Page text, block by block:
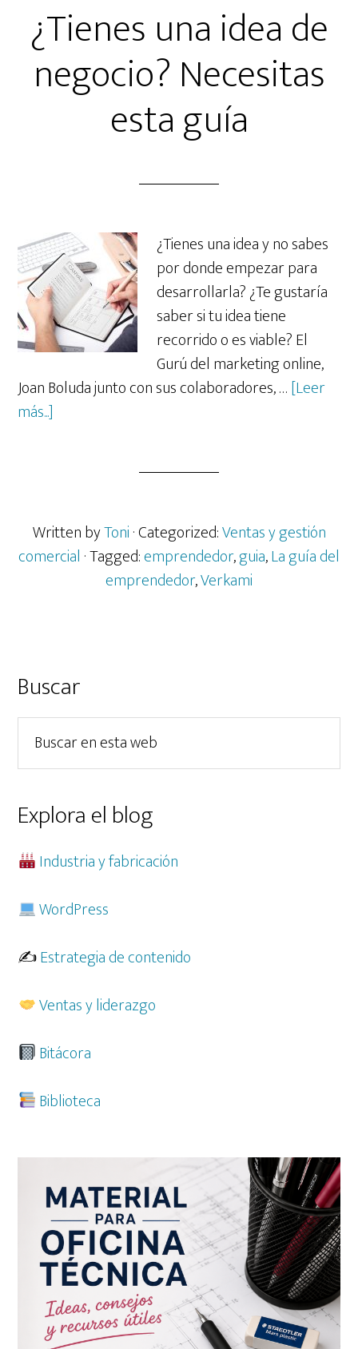
¿Tienes una idea de
negocio? Necesitas
esta guía
¿Tienes una idea y no sabes
por donde empezar para
desarrollarla? ¿Te gustaría
saber si tu idea tiene
recorrido o es viable? El
Gurú del marketing online,
Joan Boluda junto con sus colaboradores, …[Leer
más...]
de
negocio?
Necesitas
Written byToni· Categorized:Ventas y gestión
comercial · Tagged:emprendedor,guia,La guía del
emprendedor,Verkami
Barra
lateral
principal
Buscar
esta
web
Explora el blog
Industria y fabricación
WordPress
✍️Estrategia de contenido
Ventas y liderazgo
Bitácora
Biblioteca